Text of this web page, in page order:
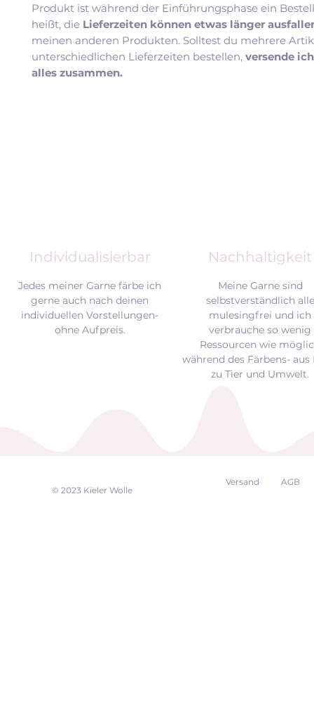
Produkt ist während der Einführungsphase ein
heißt, die Lieferzeiten können etwas länger
meinen anderen Produkten. Solltest du mehrere
unterschiedlichen Lieferzeiten bestellen, versende
alles zusammen.
Individualisierbar Nachhaltigkeit
Jedes meiner Garne färbe ich
gerne auch nach deinen
individuellen Vorstellungen-
ohne Aufpreis.
Meine Garne sind
selbstverständlich alle
mulesingfrei und ich
verbrauche so wenig
Ressourcen wie
während des Färbens- aus
zu Tier und Umwelt.
© 2023 Kieler Wolle
Versand AGB